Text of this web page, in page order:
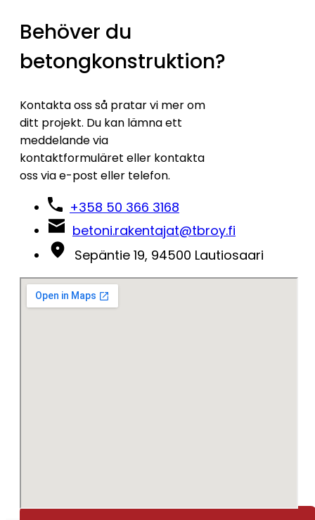
Behöver du
betongkonstruktion?
Kontakta oss så pratar vi mer om
ditt projekt. Du kan lämna ett
meddelande via
kontaktformuläret eller kontakta
oss via e-post eller telefon.
+358 50 366 3168
betoni.rakentajat@tbroy.fi
Sepäntie 19, 94500 Lautiosaari